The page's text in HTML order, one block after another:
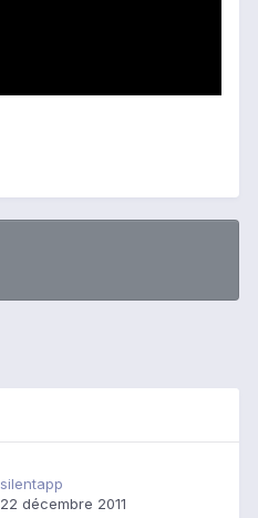
silentapp
22 décembre 2011